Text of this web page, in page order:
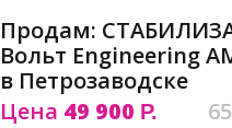
Продам:
Вольт Engineering
в Петрозаводске
Цена 49 900 Р.